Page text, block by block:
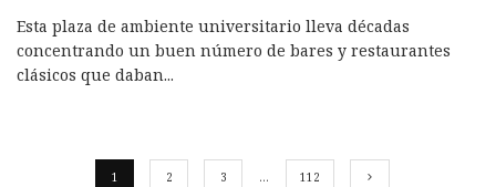
Esta plaza de ambiente universitario lleva décadas
concentrando un buen número de bares y restaurantes
clásicos que daban...
1 2 3 … 112